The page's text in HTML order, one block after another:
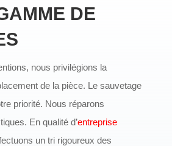
DE
nous privilégions la
de la pièce. Le sauvetage
priorité. Nous réparons
En qualité d’entreprise
un tri rigoureux des